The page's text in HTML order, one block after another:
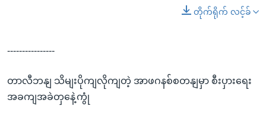
တိုက်ရိုက် လင့်ခ်
----------------
တာလီဘနျ သိမျးပိုကျလိုကျတဲ့ အာဖဂနစ်စတနျမှာ စီးပှားရေး
အခကျအခဲတှနေဲ့ကွုံ